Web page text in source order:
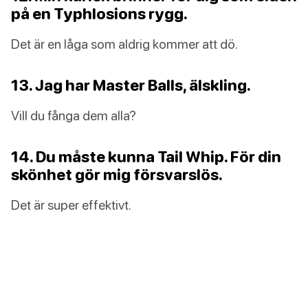
på en Typhlosions rygg.
Det är en låga som aldrig kommer att dö.
13. Jag har Master Balls, älskling.
Vill du fånga dem alla?
14. Du måste kunna Tail Whip. För din
skönhet gör mig försvarslös.
Det är super effektivt.